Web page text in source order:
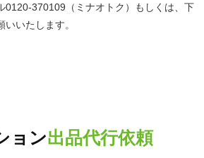
0120-370109（ミナオトク）もしくは、下
いたします。
ョン出品代行依頼